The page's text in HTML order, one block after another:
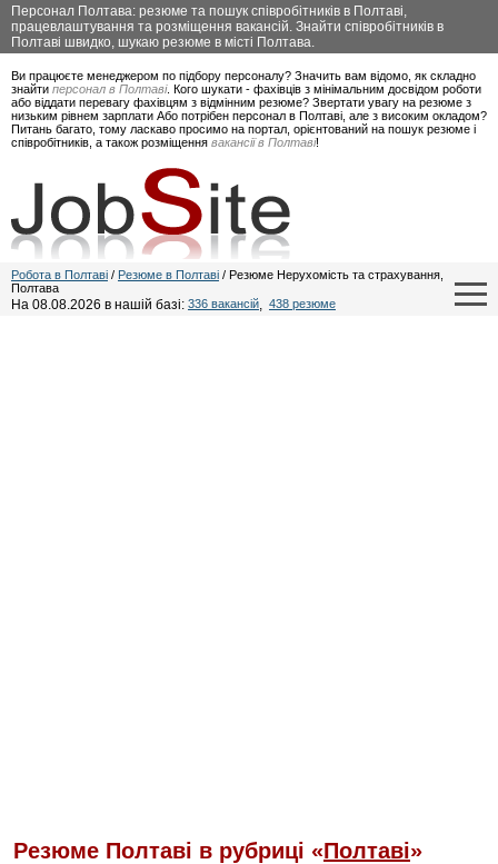
Персонал Полтава: резюме та пошук співробітників в Полтаві,
працевлаштування та розміщення вакансій. Знайти співробітників в
Полтаві швидко, шукаю резюме в місті Полтава.
Ви працюєте менеджером по підбору персоналу? Значить вам відомо, як складно
знайти персонал в Полтаві. Кого шукати - фахівців з мінімальним досвідом роботи
або віддати перевагу фахівцям з відмінним резюме? Звертати увагу на резюме з
низьким рівнем зарплати Або потрібен персонал в Полтаві, але з високим окладом?
Питань багато, тому ласкаво просимо на портал, орієнтований на пошук резюме і
співробітників, а також розміщення вакансії в Полтаві!
Робота в Полтаві / Резюме в Полтаві / Резюме Нерухомість та страхування,
Полтава
На 08.08.2026 в нашій базі: 336 вакансій, 438 резюме
Резюме Полтаві в рубриці «Полтаві»